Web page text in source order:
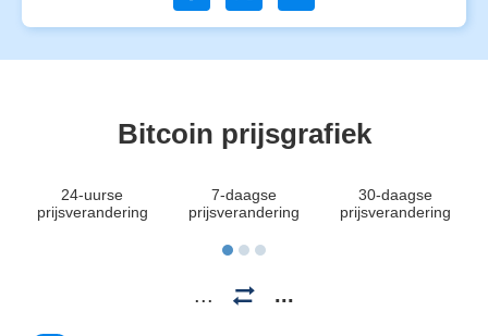
Bitcoin prijsgrafiek
24-uurse
prijsverandering
7-daagse
prijsverandering
30-daagse
prijsverandering
... ...